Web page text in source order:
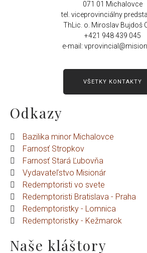
071 01 Michalovce
tel. viceprovinciálny
ThLic. o. Miroslav Bujdoš
+421 948 439 045
e-mail:
VŠETKY KONTAKTY
Odkazy
Bazilika minor Michalovce
Farnosť Stropkov
Farnosť Stará Ľubovňa
Vydavateľstvo Misionár
Redemptoristi vo svete
Redemptoristi Bratislava - Praha
Redemptoristky - Lomnica
Redemptoristky - Kežmarok
Naše kláštory